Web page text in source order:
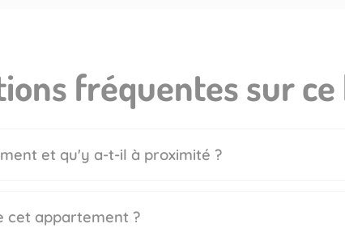
fréquentes sur
et qu'y a-t-il à proximité ?
cet appartement ?